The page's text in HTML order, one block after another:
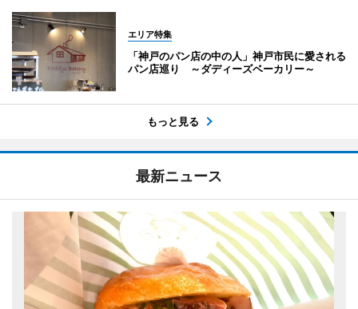
エリア特集
「神戸のパン店の中の人」神戸市民に愛される
パン店巡り ～ダディーズベーカリー～
もっと見る
最新ニュース